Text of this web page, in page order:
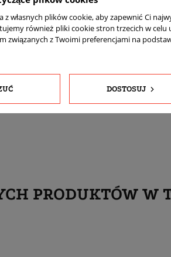
BL - czarne
Tak
Szerokość: Przód 8,5" et35, tył 9,5" et38
Tak
Tak
PRODUKTÓW W
z własnych plików cookie, aby zapewnić Ci
również pliki cookie stron trzecich w celu
związanych z Twoimi preferencjami na
DOSTOSUJ